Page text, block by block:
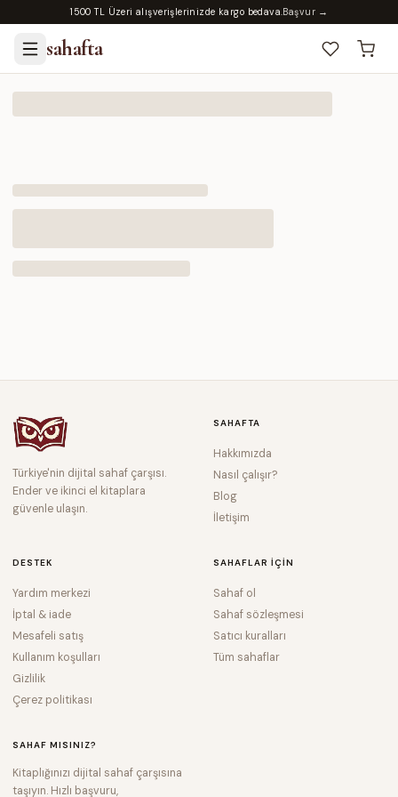
1500 TL Üzeri alışverişlerinizde kargo bedava.Başvur →
sahafta
Türkiye'nin dijital sahaf çarşısı.
Ender ve ikinci el kitaplara
güvenle ulaşın.
SAHAFTA
Hakkımızda
Nasıl çalışır?
Blog
İletişim
DESTEK
Yardım merkezi
İptal & iade
Mesafeli satış
Kullanım koşulları
Gizlilik
Çerez politikası
SAHAFLAR IÇIN
Sahaf ol
Sahaf sözleşmesi
Satıcı kuralları
Tüm sahaflar
SAHAF MISINIZ?
Kitaplığınızı dijital sahaf çarşısına
taşıyın. Hızlı başvuru,